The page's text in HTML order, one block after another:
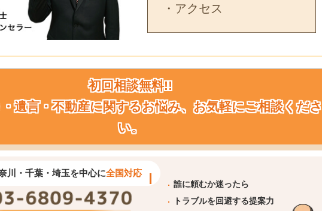
・アクセス
初回相談無料!!
遺言・不動産に関するお悩み、お気軽にご相談くださ
い。
川・千葉・埼玉を中心に全国対応
誰に頼むか迷ったら
トラブルを回避する提案力